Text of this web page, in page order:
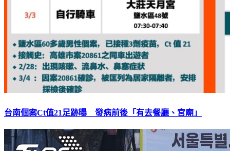
台南個案Ct值21足跡曝 發病前後「有去餐廳、宮廟」